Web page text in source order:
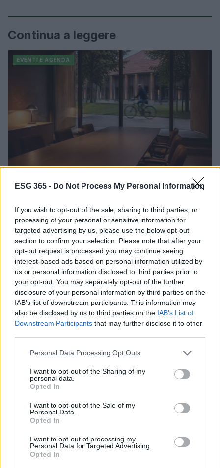
ESG 365 - Do Not Process My Personal Information
If you wish to opt-out of the sale, sharing to third parties, or
processing of your personal or sensitive information for
targeted advertising by us, please use the below opt-out
section to confirm your selection. Please note that after your
opt-out request is processed you may continue seeing
interest-based ads based on personal information utilized by
us or personal information disclosed to third parties prior to
your opt-out. You may separately opt-out of the further
disclosure of your personal information by third parties on the
IAB’s list of downstream participants. This information may
also be disclosed by us to third parties on the IAB’s List of
Downstream Participants that may further disclose it to other
Please note that this website/app uses one or more Google
not limited to your visit or usage behaviour. You may click to
grant or deny consent to Google and its third-party tags to
use your data for below specified purposes in below Google
consent section.
Personal Data Processing Opt Outs
I want to opt-out of the Sharing of my
personal data.
Opted In
I want to opt-out of the Sale of my
Personal Data.
Opted In
I want to opt-out of processing my
Personal Data for Targeted Advertising.
Opted In
Continua a leggere
EVENTI E AGENDA
Strategie per il Cambiamento
Ilaria Galli · 9 Ago 2026
EVENTI E AGENDA
Legambiente celebra l’impegno per l’ambiente e la
legalità a Festambiente 2026
EVENTI E AGENDA